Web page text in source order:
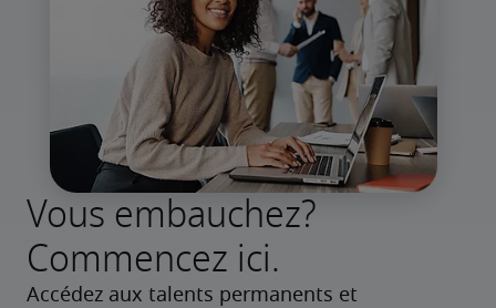
Vous embauchez?
Commencez ici.
Accédez aux talents permanents et